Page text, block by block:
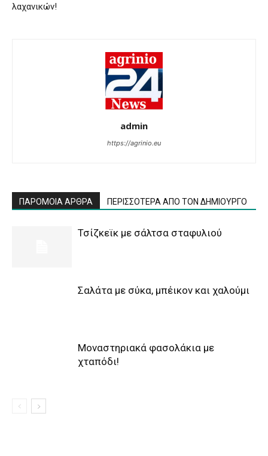
λαχανικών!
admin
https://agrinio.eu
ΠΑΡΟΜΟΙΑ ΑΡΘΡΑ ΠΕΡΙΣΣΟΤΕΡΑ ΑΠΟ ΤΟΝ ΔΗΜΙΟΥΡΓΟ
Τσίζκεϊκ με σάλτσα σταφυλιού
Σαλάτα με σύκα, μπέικον και χαλούμι
Μοναστηριακά φασολάκια με
χταπόδι!